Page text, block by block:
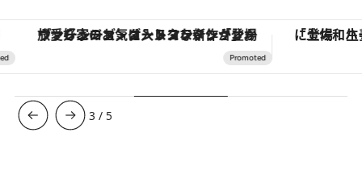
ヴァシュロン・コンスタンタン「オーヴァーシーズ・オートマティック」。旅愛好家のお気に入りコレクションから、ジェンダーレスな新作が登場
3 / 5